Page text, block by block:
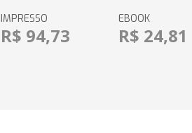
IMPRESSO
R$ 94,73
EBOOK
R$ 24,81